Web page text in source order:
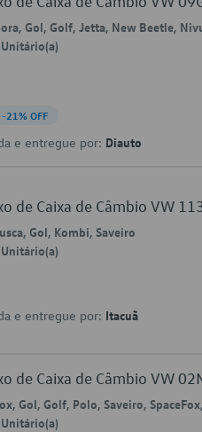
Gol, Golf, Jetta, New Beetle,
Unitário(a)
-21% OFF
e entregue por: Diauto
de Caixa de Câmbio VW
Gol, Kombi, Saveiro
Unitário(a)
e entregue por: Itacuã
de Caixa de Câmbio VW
Gol, Golf, Polo, Saveiro,
Unitário(a)